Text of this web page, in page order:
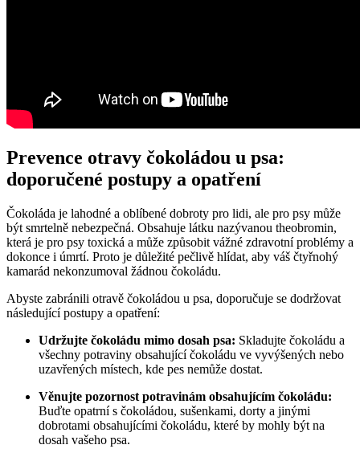
Prevence otravy čokoládou u psa:
doporučené postupy a opatření
Čokoláda je lahodné a oblíbené dobroty pro lidi, ale pro psy může
být smrtelně nebezpečná. Obsahuje látku nazývanou theobromin,
která je pro psy toxická a může způsobit vážné zdravotní problémy a
dokonce i úmrtí. Proto je důležité pečlivě hlídat, aby váš čtyřnohý
kamarád nekonzumoval žádnou čokoládu.
Abyste zabránili otravě čokoládou u psa, doporučuje se dodržovat
následující postupy a opatření:
Udržujte čokoládu mimo dosah psa: Skladujte čokoládu a
všechny potraviny obsahující čokoládu ve vyvýšených nebo
uzavřených místech, kde pes nemůže dostat.
Věnujte pozornost potravinám obsahujícím čokoládu:
Buďte opatrní s čokoládou, sušenkami, dorty a jinými
dobrotami obsahujícími čokoládu, které by mohly být na
dosah vašeho psa.